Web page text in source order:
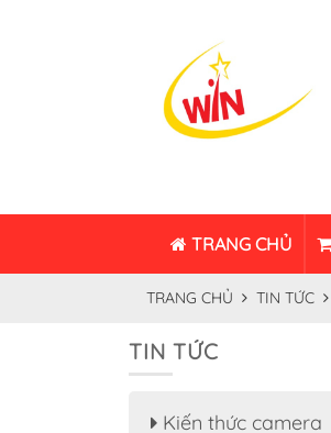
TRANG CHỦ
TRANG CHỦ TIN TỨC
TIN TỨC
Kiến thức camera